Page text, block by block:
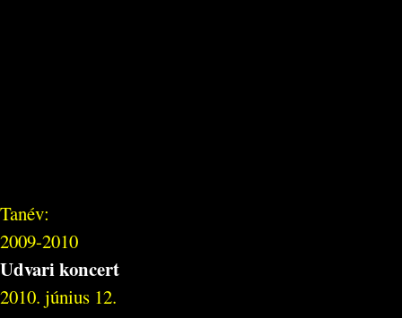
Tanév:
2009-2010
Udvari koncert
2010. június 12.